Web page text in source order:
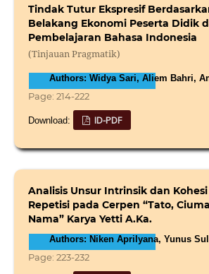
Tindak Tutur Ekspresif
Belakang Ekonomi Peserta Didik
Pembelajaran Bahasa Indonesia
(Tinjauan Pragmatik)
Authors: Widya Sari, Aliem Bahri,
Page: 214-222
Download: ID-PDF
Analisis Unsur Intrinsik dan Kohesi
Repetisi pada Cerpen “Tato,
Nama” Karya Yetti A.Ka.
Authors: Niken Aprilyana, Yunus
Page: 223-232